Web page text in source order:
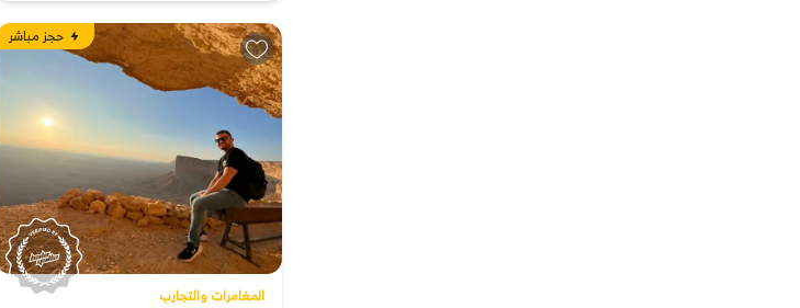
حجز مباشر
المغامرات والتجارب